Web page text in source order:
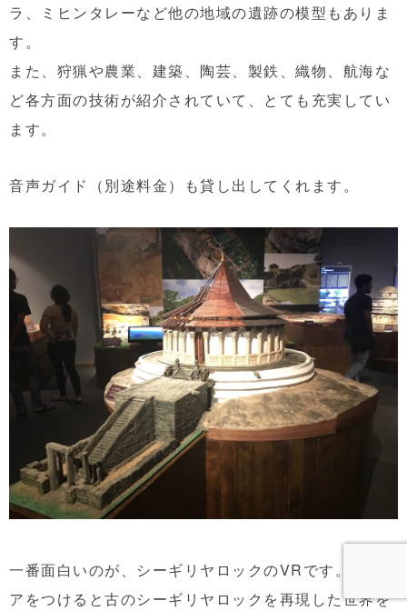
ラ、ミヒンタレーなど他の地域の遺跡の模型もありま
す。
また、狩猟や農業、建築、陶芸、製鉄、織物、航海な
ど各方面の技術が紹介されていて、とても充実してい
ます。
音声ガイド（別途料金）も貸し出してくれます。
一番面白いのが、シーギリヤロックのVRです。VRギ
アをつけると古のシーギリヤロックを再現した世界を